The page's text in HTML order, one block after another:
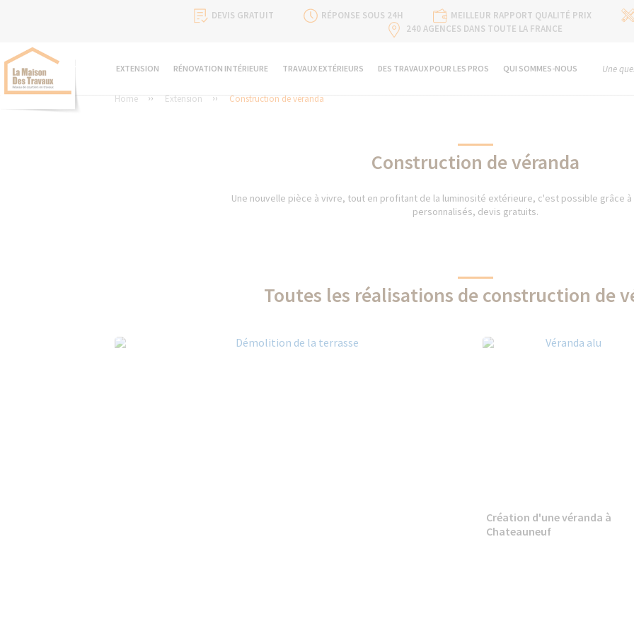
DEVIS GRATUIT RÉPONSE SOUS 24H
MEILLEUR RAPPORT QUALITÉ PRIX
240 AGENCES DANS TOUTE LA FRANCE
EXTENSION RÉNOVATION INTÉRIEURE TRAVAUX EXTÉRIEURS DES TRAVAUX POUR LES PROS QUI SOMMES-NOUS Une
Home Extension Construction de véranda
Construction de véranda
Une nouvelle pièce à vivre, tout en profitant de la luminosité extérieure, c'est possible grâce à
personnalisés, devis gratuits.
Toutes les réalisations de construction de
Création d'une véranda à
Chateauneuf